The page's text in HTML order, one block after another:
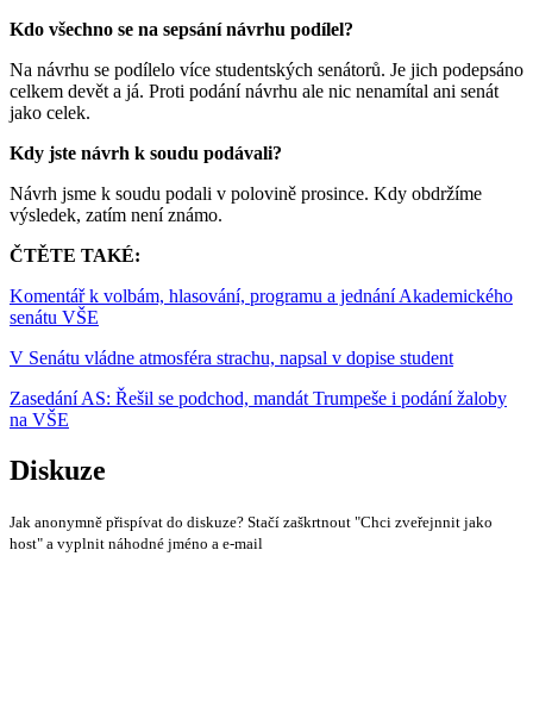
Kdo všechno se na sepsání návrhu podílel?
Na návrhu se podílelo více studentských senátorů. Je jich podepsáno
celkem devět a já. Proti podání návrhu ale nic nenamítal ani senát
jako celek.
Kdy jste návrh k soudu podávali?
Návrh jsme k soudu podali v polovině prosince. Kdy obdržíme
výsledek, zatím není známo.
ČTĚTE TAKÉ:
Komentář k volbám, hlasování, programu a jednání Akademického
senátu VŠE
V Senátu vládne atmosféra strachu, napsal v dopise student
Zasedání AS: Řešil se podchod, mandát Trumpeše i podání žaloby
na VŠE
Diskuze
Jak anonymně přispívat do diskuze? Stačí zaškrtnout "Chci zveřejnnit jako
host" a vyplnit náhodné jméno a e-mail